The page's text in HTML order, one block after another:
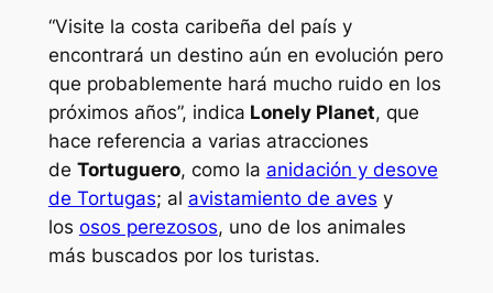
“Visite la costa caribeña del país y
encontrará un destino aún en evolución pero
que probablemente hará mucho ruido en los
próximos años”, indica Lonely Planet, que
hace referencia a varias atracciones
de Tortuguero, como la anidación y desove
de Tortugas; al avistamiento de aves y
los osos perezosos, uno de los animales
más buscados por los turistas.